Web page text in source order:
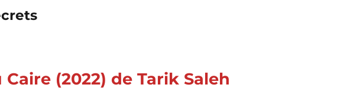
(2022) de Tarik Saleh